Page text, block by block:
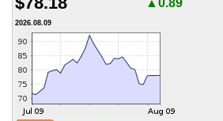
▲0.89
2026.08.09